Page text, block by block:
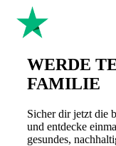
WERDE
FAMILIE
Sicher dir jetzt die
und entdecke
gesundes,